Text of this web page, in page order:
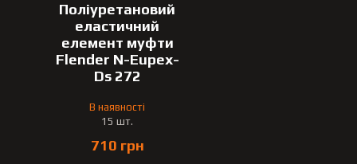
Поліуретановий
еластичний
елемент муфти
Flender N-Eupex-
Ds 272
В наявності
15 шт.
710 грн